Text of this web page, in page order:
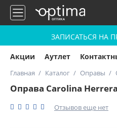
ЗАПИСАТЬСЯ НА
Акции Аутлет
Главная Каталог Оправы
Оправа Carolina
Отзывов еще нет